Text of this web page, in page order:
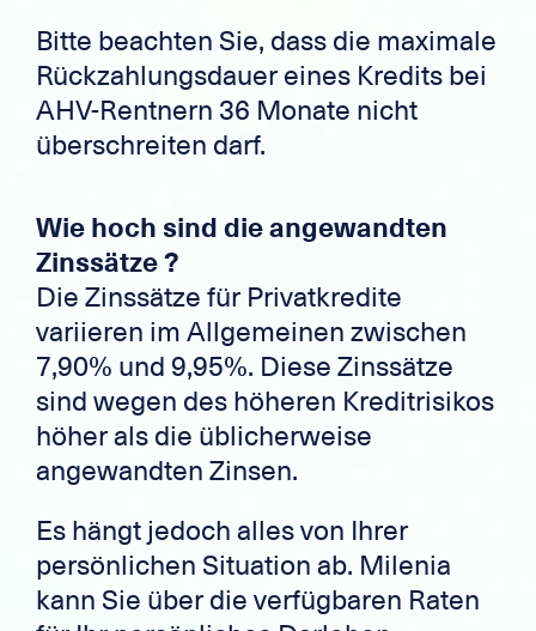
Bitte beachten Sie, dass die maximale
Rückzahlungsdauer eines Kredits bei
AHV-Rentnern 36 Monate nicht
überschreiten darf.
Wie hoch sind die angewandten
Zinssätze ?
Die Zinssätze für Privatkredite
variieren im Allgemeinen zwischen
7,90% und 9,95%. Diese Zinssätze
sind wegen des höheren Kreditrisikos
höher als die üblicherweise
angewandten Zinsen.
Es hängt jedoch alles von Ihrer
persönlichen Situation ab. Milenia
kann Sie über die verfügbaren Raten